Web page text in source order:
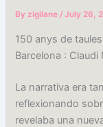
Byzigilane/July 26,
150 anys de
Barcelona : Claudi
La narrativa era
reflexionando
revelaba una